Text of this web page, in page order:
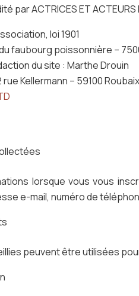
ACTRICES ET ACTEURS
loi 1901
faubourg poissonnière –
du site : Marthe Drouin
Kellermann – 59100
lorsque vous vous
e-mail, numéro de
peuvent être utilisées